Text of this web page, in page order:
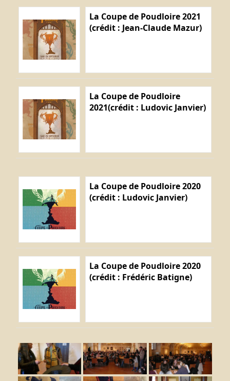
La Coupe de Poudloire 2021
(crédit : Jean-Claude Mazur)
La Coupe de Poudloire
2021(crédit : Ludovic Janvier)
La Coupe de Poudloire 2020
(crédit : Ludovic Janvier)
La Coupe de Poudloire 2020
(crédit : Frédéric Batigne)